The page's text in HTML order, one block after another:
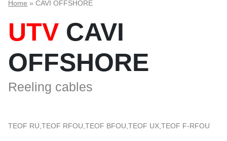
DOWNLOAD
NEWS E BLOG
NETWORK
CAVI TUNNEL E MINIERA
Home » CAVI OFFSHORE
UTV CAVI
OFFSHORE
Reeling cables
TEOF RU,TEOF RFOU,TEOF BFOU,TEOF UX,TEOF F-RFOU